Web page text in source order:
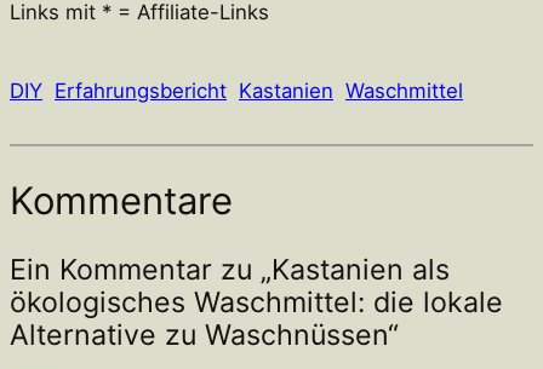
Links mit * = Affiliate-Links
DIY Erfahrungsbericht Kastanien Waschmittel
Kommentare
Ein Kommentar zu „Kastanien als
ökologisches Waschmittel: die lokale
Alternative zu Waschnüssen“